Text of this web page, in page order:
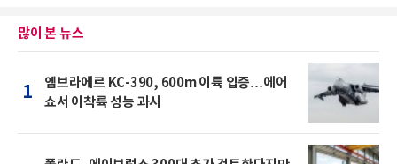
많이 본 뉴스
1
엠브라에르 KC-390, 600m 이륙 입증…에어
쇼서 이착륙 성능 과시